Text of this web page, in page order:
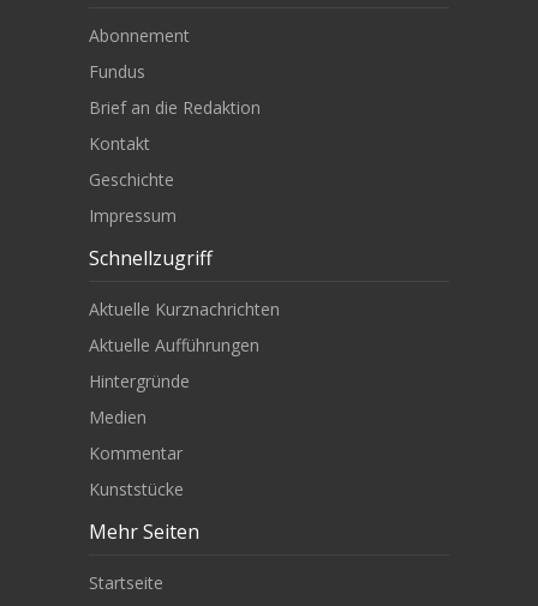
Abonnement
Fundus
Brief an die Redaktion
Kontakt
Geschichte
Impressum
Schnellzugriff
Aktuelle Kurznachrichten
Aktuelle Aufführungen
Hintergründe
Medien
Kommentar
Kunststücke
Mehr Seiten
Startseite